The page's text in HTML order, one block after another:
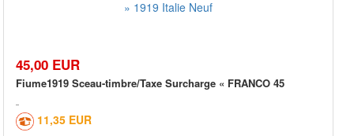
45,00 EUR
Fiume1919 Sceau-timbre/Taxe Surcharge « FRANCO 45
11,35 EUR